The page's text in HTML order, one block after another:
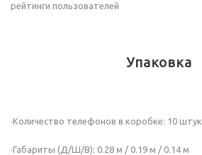
рейтинги пользователей
Упаковка
·Количество телефонов в коробке: 10 штук
·Габариты (Д/Ш/В): 0.28 м / 0.19 м / 0.14 м